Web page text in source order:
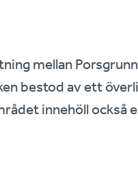
mellan
bestod av ett
innehöll också